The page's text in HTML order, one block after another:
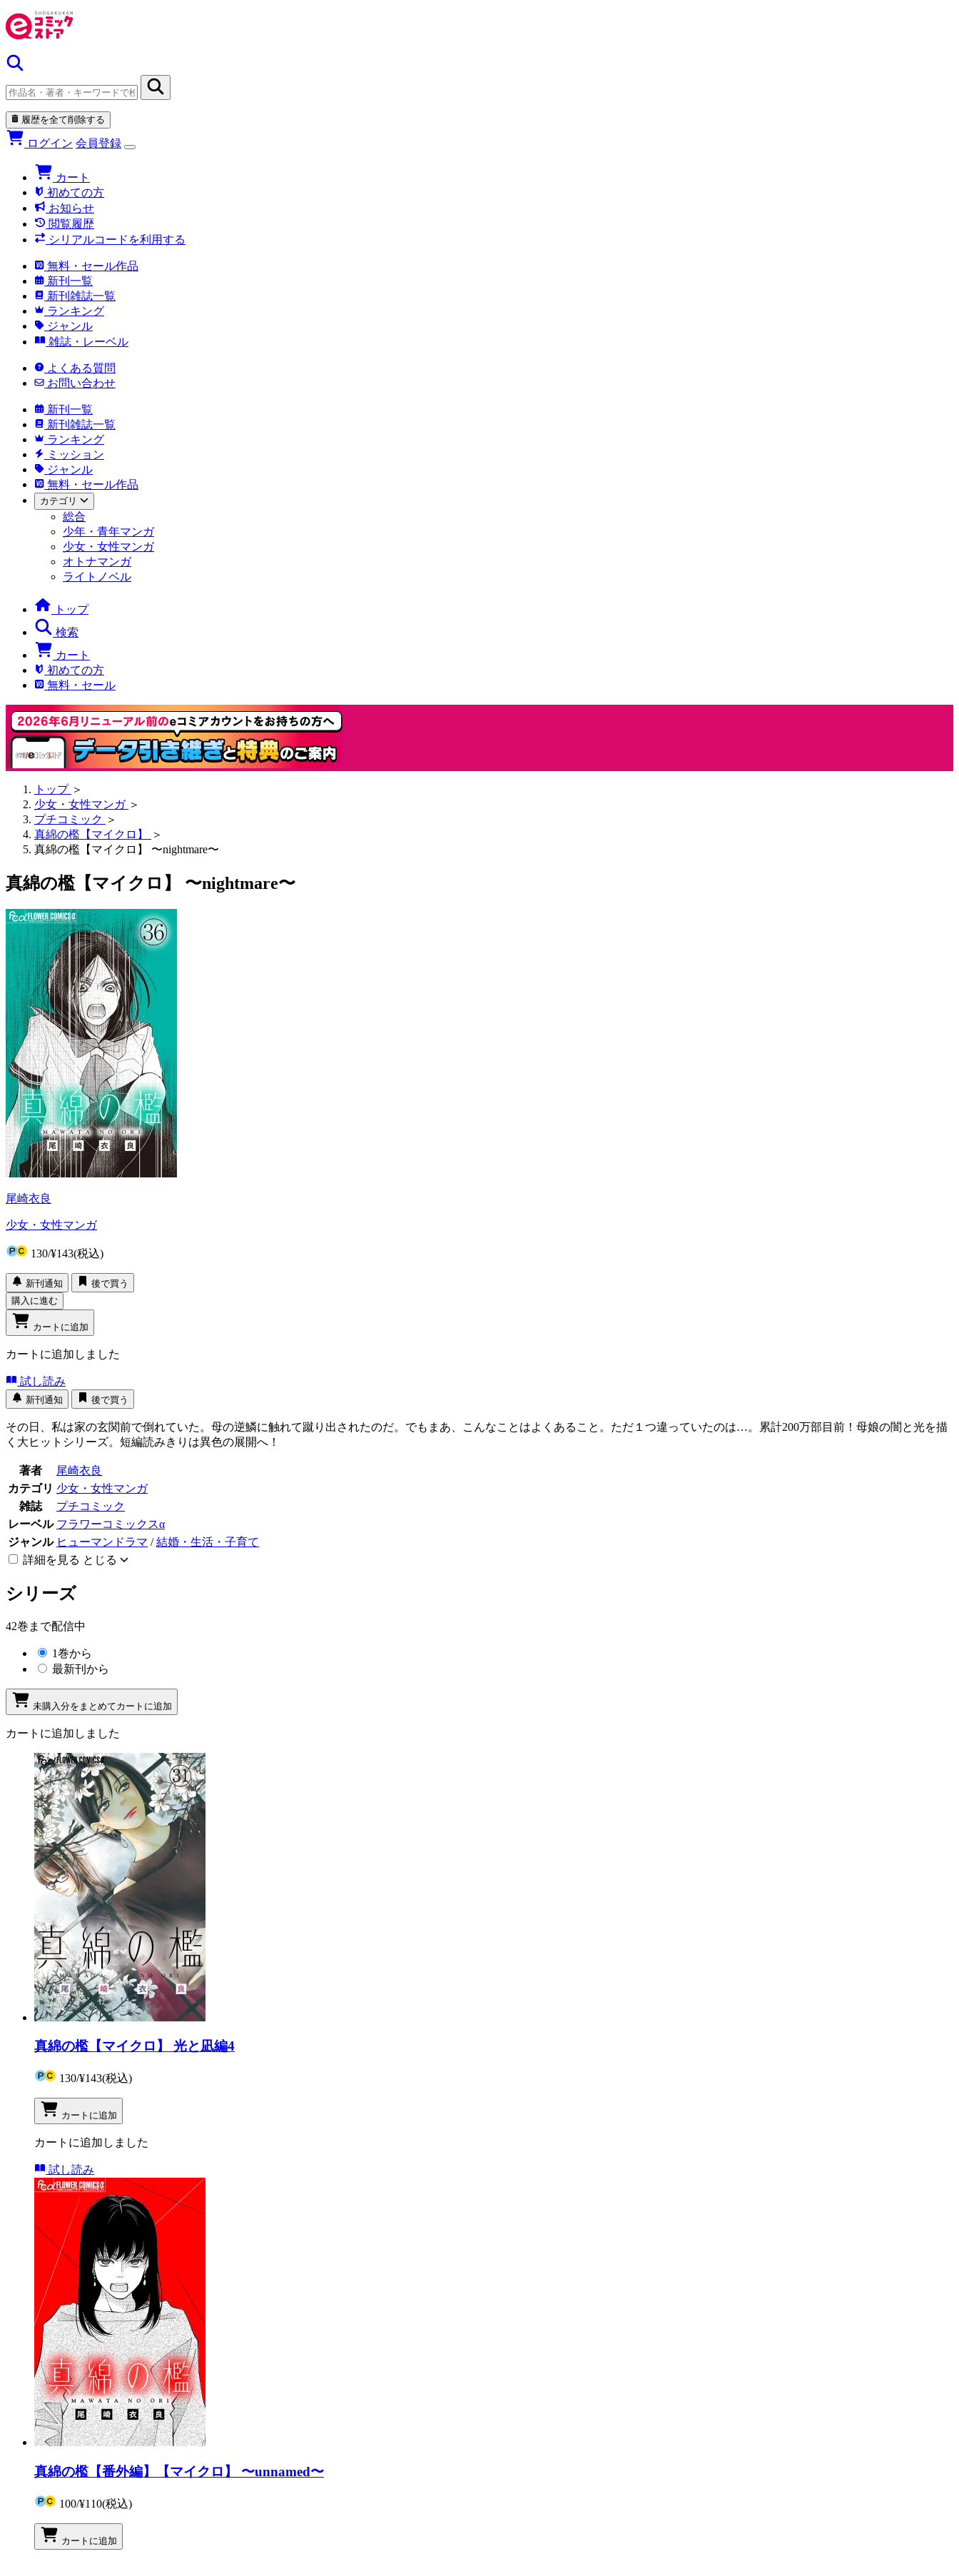
履歴を全て削除する
ログイン 会員登録
カート
初めての方
お知らせ
閲覧履歴
シリアルコードを利用する
無料・セール作品
新刊一覧
新刊雑誌一覧
ランキング
ジャンル
雑誌・レーベル
よくある質問
お問い合わせ
新刊一覧
新刊雑誌一覧
ランキング
ミッション
ジャンル
無料・セール作品
カテゴリ
総合
少年・青年マンガ
少女・女性マンガ
オトナマンガ
ライトノベル
トップ
検索
カート
初めての方
無料・セール
トップ ＞
少女・女性マンガ ＞
プチコミック ＞
真綿の檻【マイクロ】
＞
真綿の檻【マイクロ】 〜nightmare〜
真綿の檻【マイクロ】 〜nightmare〜
尾崎衣良
少女・女性マンガ
130/¥143(税込)
新刊通知
後で買う
購入に進む
カートに追加
カートに追加しました
試し読み
新刊通知 後で買う
その日、私は家の玄関前で倒れていた。母の逆鱗に触れて蹴り出されたのだ。でもまあ、こんなことはよくあること。ただ１つ違っていたのは…。累計200万部目前！母娘の闇と光を描
く大ヒットシリーズ。短編読みきりは異色の展開へ！
著者
尾崎衣良
カテゴリ 少女・女性マンガ
雑誌
プチコミック
レーベル フラワーコミックスα
ジャンル ヒューマンドラマ /結婚・生活・子育て
詳細を見る とじる
シリーズ
42巻まで配信中
1巻から
最新刊から
未購入分をまとめてカートに追加
カートに追加しました
真綿の檻【マイクロ】 光と凪編4
130/¥143(税込)
カートに追加
カートに追加しました
試し読み
真綿の檻【番外編】【マイクロ】 〜unnamed〜
100/¥110(税込)
カートに追加